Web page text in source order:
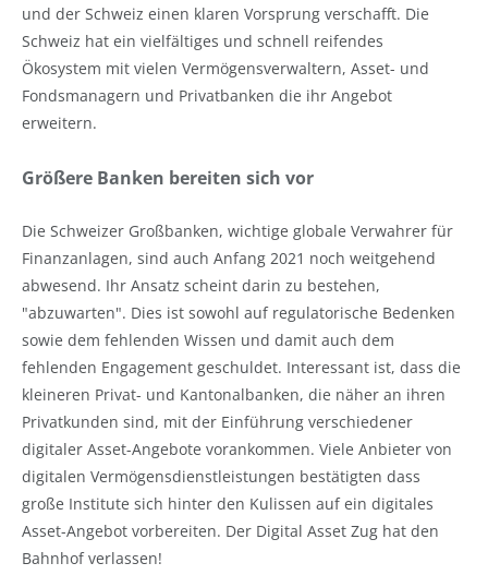
und der Schweiz einen klaren Vorsprung verschafft. Die
Schweiz hat ein vielfältiges und schnell reifendes
Ökosystem mit vielen Vermögensverwaltern, Asset- und
Fondsmanagern und Privatbanken die ihr Angebot
erweitern.
Größere Banken bereiten sich vor
Die Schweizer Großbanken, wichtige globale Verwahrer für
Finanzanlagen, sind auch Anfang 2021 noch weitgehend
abwesend. Ihr Ansatz scheint darin zu bestehen,
"abzuwarten". Dies ist sowohl auf regulatorische Bedenken
sowie dem fehlenden Wissen und damit auch dem
fehlenden Engagement geschuldet. Interessant ist, dass die
kleineren Privat- und Kantonalbanken, die näher an ihren
Privatkunden sind, mit der Einführung verschiedener
digitaler Asset-Angebote vorankommen. Viele Anbieter von
digitalen Vermögensdienstleistungen bestätigten dass
große Institute sich hinter den Kulissen auf ein digitales
Asset-Angebot vorbereiten. Der Digital Asset Zug hat den
Bahnhof verlassen!